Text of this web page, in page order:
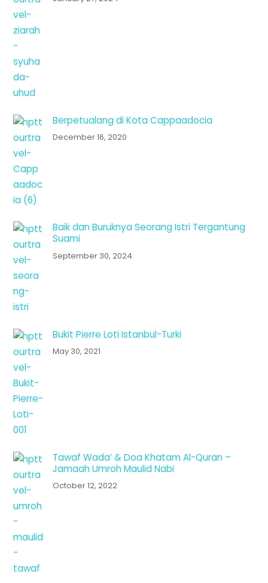
Berpetualang di Kota Cappaadocia
December 16, 2020
Baik dan Buruknya Seorang Istri Tergantung
Suami
September 30, 2024
Bukit Pierre Loti Istanbul-Turki
May 30, 2021
Tawaf Wada’ & Doa Khatam Al-Quran –
Jamaah Umroh Maulid Nabi
October 12, 2022